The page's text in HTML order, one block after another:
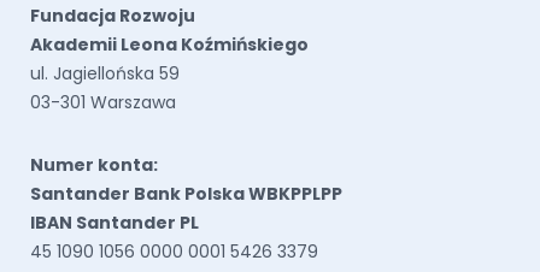
Fundacja Rozwoju
Akademii Leona Koźmińskiego
ul. Jagiellońska 59
03-301 Warszawa
Numer konta:
Santander Bank Polska WBKPPLPP
IBAN Santander PL
45 1090 1056 0000 0001 5426 3379